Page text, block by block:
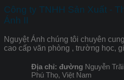
Công ty TNHH Sản Xuất -
Ánh II
Nguyệt Ánh chúng tôi chuyên
cao cấp văn phòng , trường học,
Địa chỉ: đường Nguyễn
Phú Thọ, Việt Nam